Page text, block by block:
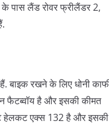
पास लैंड रोवर फ्रीलैंडर 2,
बाइक रखने के लिए धोनी
फैटब्वॉय है और इसकी कीमत
एक्स 132 है और इसकी